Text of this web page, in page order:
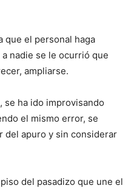
que el personal haga
nadie se le ocurrió que
ampliarse.
se ha ido improvisando
el mismo error, se
del apuro y sin considerar
del pasadizo que une el